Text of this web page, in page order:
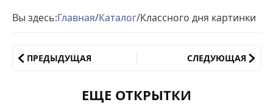
Вы здесь:Главная/Каталог/Классного дня картинки
ПРЕДЫДУЩАЯ СЛЕДУЮЩАЯ
ЕЩЕ ОТКРЫТКИ